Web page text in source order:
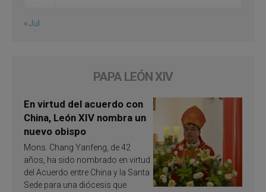
« Jul
PAPA LEÓN XIV
En virtud del acuerdo con
China, León XIV nombra un
nuevo obispo
Mons. Chang Yanfeng, de 42
años, ha sido nombrado en virtud
del Acuerdo entre China y la Santa
Sede para una diócesis que